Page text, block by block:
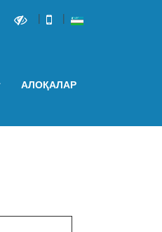
| |
АЛОҚАЛАР